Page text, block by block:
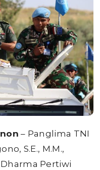
– Panglima TNI
S.E., M.M.,
Pertiwi